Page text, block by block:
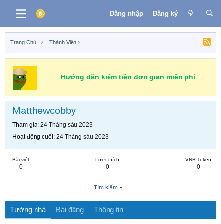
Đăng nhập Đăng ký
Trang Chủ Thành Viên
Hướng dẫn kiếm tiền đơn giản miễn phí
Matthewcobby
Tham gia 24 Tháng sáu 2023
Hoạt động cuối 24 Tháng sáu 2023
Bài viết
0
Lượt thích
0
VNB Token
0
Tìm kiếm
Tường nhà Bài đăng Thông tin